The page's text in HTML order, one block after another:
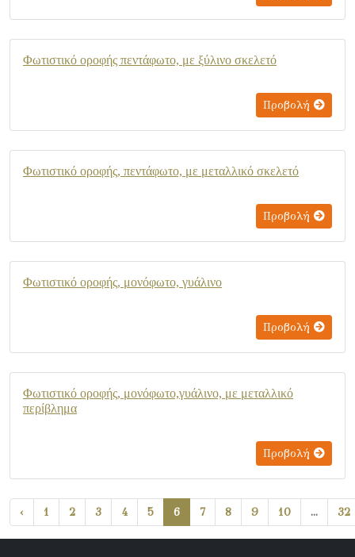
Φωτιστικό οροφής πεντάφωτο, με ξύλινο σκελετό
Προβολή
Φωτιστικό οροφής, πεντάφωτο, με μεταλλικό σκελετό
Προβολή
Φωτιστικό οροφής, μονόφωτο, γυάλινο
Προβολή
Φωτιστικό οροφής, μονόφωτο,γυάλινο, με μεταλλικό
περίβλημα
Προβολή
‹ 1 2 3 4 5 6 7 8 9 10 ... 32